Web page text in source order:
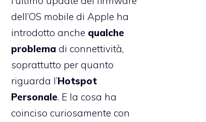
dell’OS mobile di Apple ha
introdotto anche qualche
problema di connettività,
soprattutto per quanto
riguarda l’Hotspot
Personale. E la cosa ha
coinciso curiosamente con